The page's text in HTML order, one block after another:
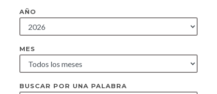
AÑO
MES
BUSCAR POR UNA PALABRA